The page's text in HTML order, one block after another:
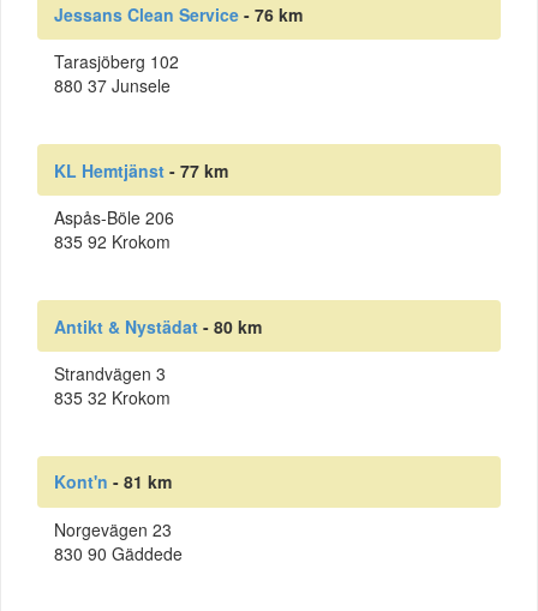
Jessans Clean Service - 76 km
Tarasjöberg 102
880 37 Junsele
KL Hemtjänst - 77 km
Aspås-Böle 206
835 92 Krokom
Antikt & Nystädat - 80 km
Strandvägen 3
835 32 Krokom
Kont'n - 81 km
Norgevägen 23
830 90 Gäddede